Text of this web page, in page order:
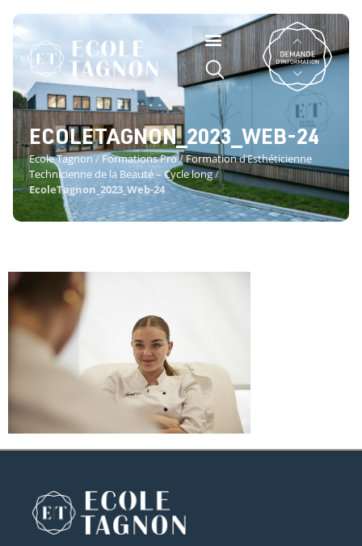
ECOLETAGNON_2023_WEB-24
Ecole Tagnon/Formations Pro/Formation d’Esthéticienne
Technicienne de la Beauté – Cycle long/
EcoleTagnon_2023_Web-24